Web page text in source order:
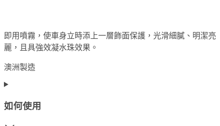
即用噴霧，使車身立時添上一層飾面保護，光滑細膩、明潔亮
麗，且具強效凝水珠效果。
澳洲製造
如何使用